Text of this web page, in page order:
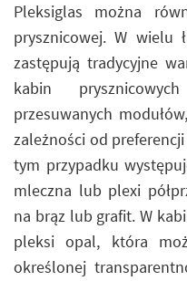
Pleksiglas można
prysznicowej. W wielu
zastępują tradycyjne
kabin
przesuwanych
zależności od
tym przypadku
mleczna lub plexi
na brąz lub grafit. W
pleksi opal, która
określonej